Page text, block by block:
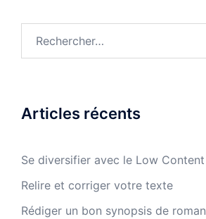
Articles récents
Se diversifier avec le Low Content
Relire et corriger votre texte
Rédiger un bon synopsis de roman